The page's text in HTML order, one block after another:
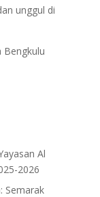
unggul di
Bengkulu
Al
2026
Semarak